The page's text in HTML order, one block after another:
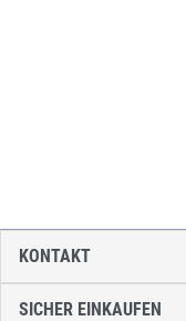
SICHER EINKAUFEN
KONTAKT